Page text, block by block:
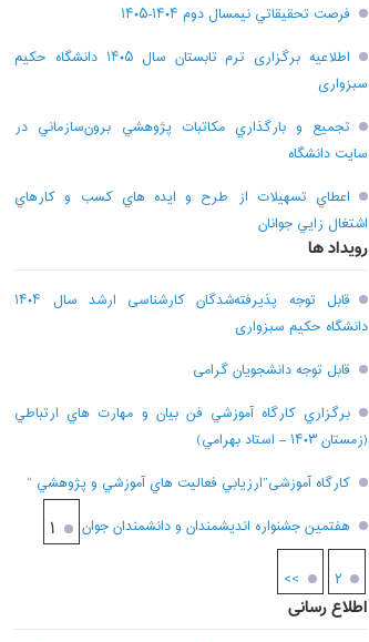
فرصت تحقيقاتي نیمسال دوم ۱۴۰۴-۱۴۰۵
اطلاعیه برگزاری ترم تابستان سال ۱۴۰۵ دانشگاه حکیم
سبزواری
تجميع و بارگذاري مکاتبات پژوهشي برون‌سازماني در
سايت دانشگاه
اعطاي تسهيلات از طرح و ايده هاي کسب و کارهاي
اشتغال زايي جوانان
رویداد ها
قابل توجه پذیرفته‌شدگان کارشناسی ارشد سال ۱۴۰۴
دانشگاه حکیم سبزواری
قابل توجه دانشجویان گرامی
برگزاري کارگاه آموزشي فن بيان و مهارت هاي ارتباطي
(زمستان ۱۴۰۳ – استاد بهرامي)
کارگاه آموزشی”ارزيابي فعاليت هاي آموزشي و پژوهشي “
هفتمين جشنواره انديشمندان و دانشمندان جوان
۱
۲ >>
اطلاع رسانی